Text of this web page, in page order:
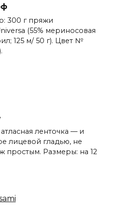
300 г пряжи
(55% мериносовая
125 м/ 50 г). Цвет №
ленточка — и
лицевой гладью, не
простым. Размеры: на 12